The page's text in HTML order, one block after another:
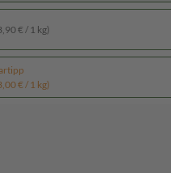
€ / 1 kg)
€ / 1 kg)